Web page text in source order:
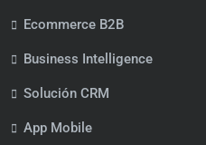
Ecommerce B2B
Business Intelligence
Solución CRM
App Mobile